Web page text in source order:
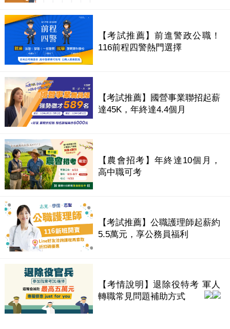
【考試推薦】前進警政公職！
116前程四警熱門選擇
【考試推薦】國營事業聯招起薪
達45K，年終達4.4個月
【農會招考】年終達10個月，
高中職可考
【考試推薦】公職護理師起薪約
5.5萬元，享公務員福利
【考情說明】退除役特考 軍人
轉職常見問題補助方式